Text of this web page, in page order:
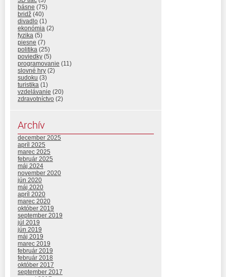
básne (75)
bridž (40)
divadlo (1)
ekonómia (2)
fyzika (5)
piesne (7)
politika (25)
poviedky (5)
programovanie (11)
slovné hry (2)
sudoku (3)
turistika (1)
vzdelávanie (20)
zdravotníctvo (2)
Archív
december 2025
apríl 2025
marec 2025
február 2025
máj 2024
november 2020
jún 2020
máj 2020
apríl 2020
marec 2020
október 2019
september 2019
júl 2019
jún 2019
máj 2019
marec 2019
február 2019
február 2018
október 2017
september 2017